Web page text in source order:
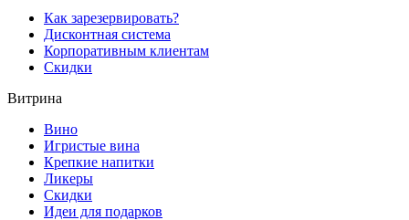
Как зарезервировать?
Дисконтная система
Корпоративным клиентам
Скидки
Витрина
Вино
Игристые вина
Крепкие напитки
Ликеры
Скидки
Идеи для подарков